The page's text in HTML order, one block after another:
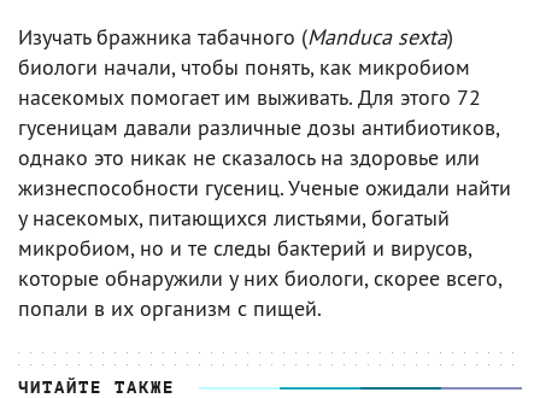
Изучать бражника табачного (Manduca sexta)
биологи начали, чтобы понять, как микробиом
насекомых помогает им выживать. Для этого 72
гусеницам давали различные дозы антибиотиков,
однако это никак не сказалось на здоровье или
жизнеспособности гусениц. Ученые ожидали найти
у насекомых, питающихся листьями, богатый
микробиом, но и те следы бактерий и вирусов,
которые обнаружили у них биологи, скорее всего,
попали в их организм с пищей.
ЧИТАЙТЕ ТАКЖЕ